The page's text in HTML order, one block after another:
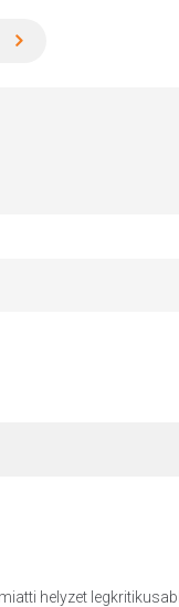
helyzet